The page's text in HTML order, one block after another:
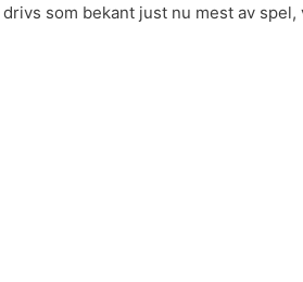
som bekant just nu mest av